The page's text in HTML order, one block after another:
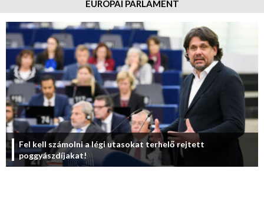
EURÓPAI PARLAMENT
Fel kell számolni a légi utasokat terhelő rejtett
poggyászdíjakat!